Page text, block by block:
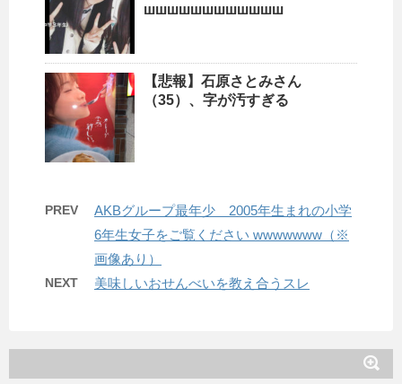
шшшшшшшшшшшш
【悲報】石原さとみさん
（35）、字が汚すぎる
PREV
AKBグループ最年少 2005年生まれの小学
6年生女子をご覧ください wwwwwww（※
画像あり）
NEXT 美味しいおせんべいを教え合うスレ